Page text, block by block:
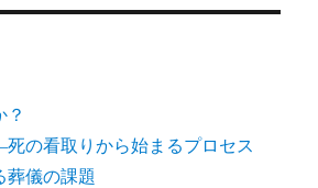
？
の看取りから始まるプロセス
葬儀の課題